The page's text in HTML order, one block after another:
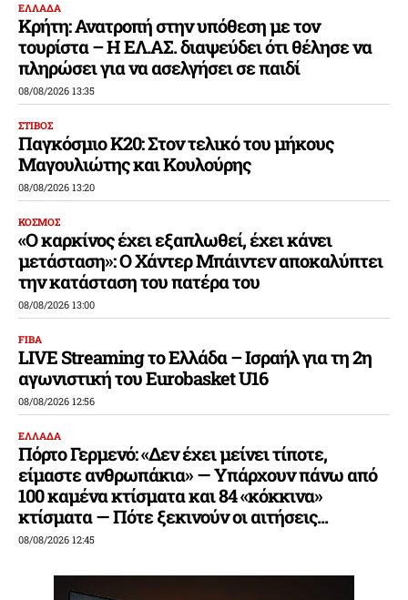
ΕΛΛΑΔΑ
Κρήτη: Ανατροπή στην υπόθεση με τον
τουρίστα – Η ΕΛ.ΑΣ. διαψεύδει ότι θέλησε να
πληρώσει για να ασελγήσει σε παιδί
08/08/2026 13:35
ΣΤΙΒΟΣ
Παγκόσμιο Κ20: Στον τελικό του μήκους
Μαγουλιώτης και Κουλούρης
08/08/2026 13:20
ΚΟΣΜΟΣ
«Ο καρκίνος έχει εξαπλωθεί, έχει κάνει
μετάσταση»: Ο Χάντερ Μπάιντεν αποκαλύπτει
την κατάσταση του πατέρα του
08/08/2026 13:00
FIBA
LIVE Streaming το Ελλάδα – Ισραήλ για τη 2η
αγωνιστική του Eurobasket U16
08/08/2026 12:56
ΕΛΛΑΔΑ
Πόρτο Γερμενό: «Δεν έχει μείνει τίποτε,
είμαστε ανθρωπάκια» — Υπάρχουν πάνω από
100 καμένα κτίσματα και 84 «κόκκινα»
κτίσματα — Πότε ξεκινούν οι αιτήσεις...
08/08/2026 12:45